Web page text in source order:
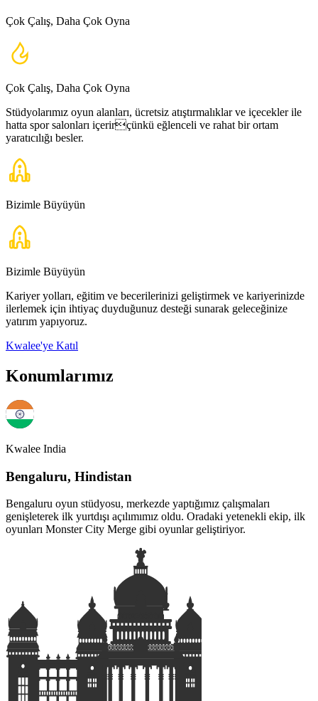
Çok Çalış, Daha Çok Oyna
Çok Çalış, Daha Çok Oyna
Stüdyolarımız oyun alanları, ücretsiz atıştırmalıklar ve içecekler ile
hatta spor salonları içerirçünkü eğlenceli ve rahat bir ortam
yaratıcılığı besler.
Bizimle Büyüyün
Bizimle Büyüyün
Kariyer yolları, eğitim ve becerilerinizi geliştirmek ve kariyerinizde
ilerlemek için ihtiyaç duyduğunuz desteği sunarak geleceğinize
yatırım yapıyoruz.
Kwalee'ye Katıl
Konumlarımız
Kwalee India
Bengaluru, Hindistan
Bengaluru oyun stüdyosu, merkezde yaptığımız çalışmaları
genişleterek ilk yurtdışı açılımımız oldu. Oradaki yetenekli ekip, ilk
oyunları Monster City Merge gibi oyunlar geliştiriyor.